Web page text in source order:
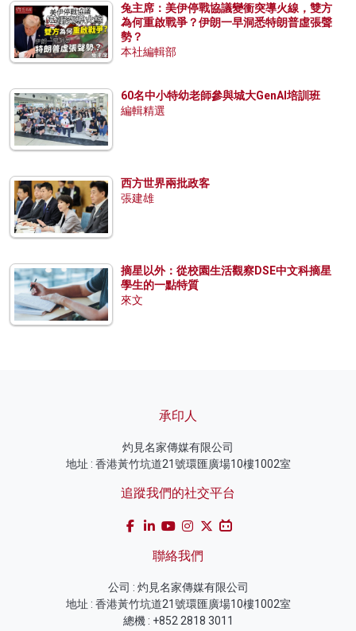
兔主席：美伊停戰協議變衝突導火線，雙方
為何重啟戰爭？伊朗一早洞悉特朗普虛張聲
勢？
本社編輯部
60名中小特幼老師參與城大GenAI培訓班
編輯精選
西方世界兩批政客
張建雄
摘星以外：從校園生活觀察DSE中文科摘星
學生的一點特質
來文
承印人
灼見名家傳媒有限公司
地址 : 香港黃竹坑道21號環匯廣場10樓1002室
追蹤我們的社交平台
聯絡我們
公司 : 灼見名家傳媒有限公司
地址 : 香港黃竹坑道21號環匯廣場10樓1002室
總機 : +852 2818 3011